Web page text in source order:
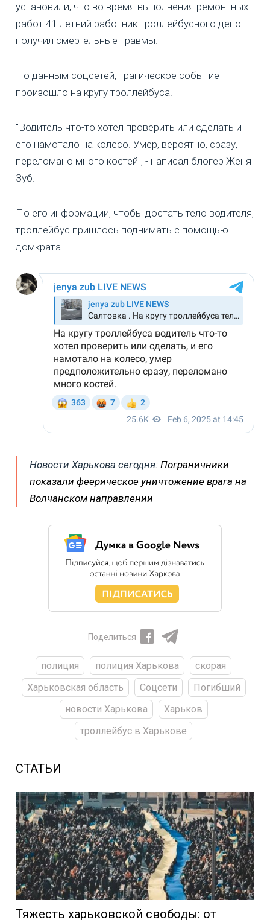
установили, что во время выполнения ремонтных
работ 41-летний работник троллейбусного депо
получил смертельные травмы.
По данным соцсетей, трагическое событие
произошло на кругу троллейбуса.
"Водитель что-то хотел проверить или сделать и
его намотало на колесо. Умер, вероятно, сразу,
переломано много костей", - написал блогер Женя
Зуб.
По его информации, чтобы достать тело водителя,
троллейбус пришлось поднимать с помощью
домкрата.
Новости Харькова сегодня: Пограничники
показали феерическое уничтожение врага на
Волчанском направлении
Поделиться
полиция полиция Харькова
скорая
Харьковская область
Соцсети
Погибший
новости Харькова
Харьков
троллейбус в Харькове
СТАТЬИ
Тяжесть харьковской свободы: от